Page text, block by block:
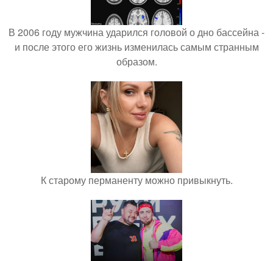
В 2006 году мужчина ударился головой о дно бассейна -
и после этого его жизнь изменилась самым странным
образом.
К старому перманенту можно привыкнуть.